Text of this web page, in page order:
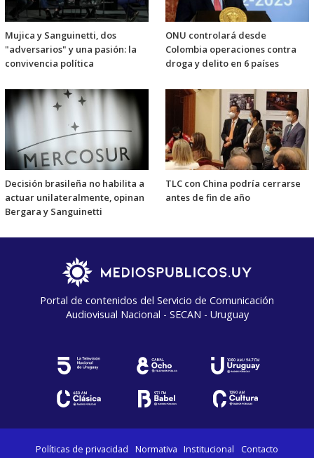
Mujica y Sanguinetti, dos
"adversarios" y una pasión: la
convivencia política
ONU controlará desde
Colombia operaciones contra
droga y delito en 6 países
Decisión brasileña no habilita a
actuar unilateralmente, opinan
Bergara y Sanguinetti
TLC con China podría cerrarse
antes de fin de año
Portal de contenidos del Servicio de Comunicación
Audiovisual Nacional - SECAN - Uruguay
Políticas de privacidad Normativa Institucional Contacto